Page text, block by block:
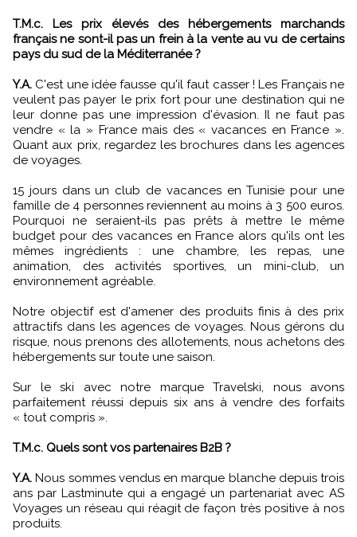
T.M.c. Les prix élevés des hébergements marchands
français ne sont-il pas un frein à la vente au vu de certains
pays du sud de la Méditerranée ?
Y.A. C'est une idée fausse qu'il faut casser ! Les Français ne
veulent pas payer le prix fort pour une destination qui ne
leur donne pas une impression d'évasion. Il ne faut pas
vendre « la » France mais des « vacances en France ».
Quant aux prix, regardez les brochures dans les agences
de voyages.
15 jours dans un club de vacances en Tunisie pour une
famille de 4 personnes reviennent au moins à 3 500 euros.
Pourquoi ne seraient-ils pas prêts à mettre le même
budget pour des vacances en France alors qu'ils ont les
mêmes ingrédients : une chambre, les repas, une
animation, des activités sportives, un mini-club, un
environnement agréable.
Notre objectif est d'amener des produits finis à des prix
attractifs dans les agences de voyages. Nous gérons du
risque, nous prenons des allotements, nous achetons des
hébergements sur toute une saison.
Sur le ski avec notre marque Travelski, nous avons
parfaitement réussi depuis six ans à vendre des forfaits
« tout compris ».
T.M.c. Quels sont vos partenaires B2B ?
Y.A. Nous sommes vendus en marque blanche depuis trois
ans par Lastminute qui a engagé un partenariat avec AS
Voyages un réseau qui réagit de façon très positive à nos
produits.